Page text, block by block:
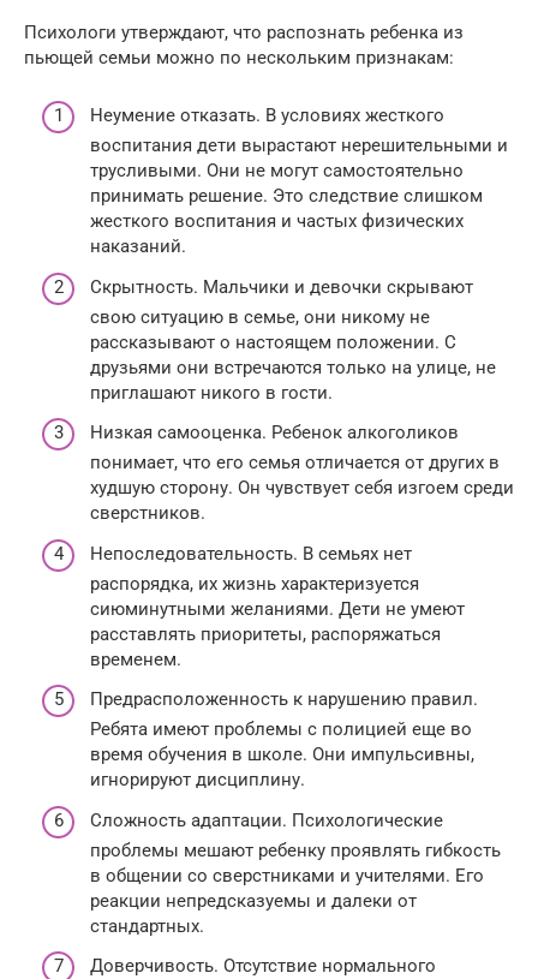
Психологи утверждают, что распознать ребенка из
пьющей семьи можно по нескольким признакам:
Неумение отказать. В условиях жесткого
воспитания дети вырастают нерешительными и
трусливыми. Они не могут самостоятельно
принимать решение. Это следствие слишком
жесткого воспитания и частых физических
наказаний.
Скрытность. Мальчики и девочки скрывают
свою ситуацию в семье, они никому не
рассказывают о настоящем положении. С
друзьями они встречаются только на улице, не
приглашают никого в гости.
Низкая самооценка. Ребенок алкоголиков
понимает, что его семья отличается от других в
худшую сторону. Он чувствует себя изгоем среди
сверстников.
Непоследовательность. В семьях нет
распорядка, их жизнь характеризуется
сиюминутными желаниями. Дети не умеют
расставлять приоритеты, распоряжаться
временем.
Предрасположенность к нарушению правил.
Ребята имеют проблемы с полицией еще во
время обучения в школе. Они импульсивны,
игнорируют дисциплину.
Сложность адаптации. Психологические
проблемы мешают ребенку проявлять гибкость
в общении со сверстниками и учителями. Его
реакции непредсказуемы и далеки от
стандартных.
Доверчивость. Отсутствие нормального